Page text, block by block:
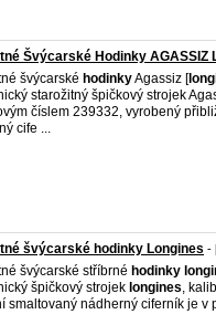
Švýcarské Hodinky AGASSIZ
švýcarské hodinkyAgassiz [
starožitný špičkový strojek
číslem 239332, vyrobený
cife ...
švýcarské hodinky Longines -
švýcarské stříbrné hodinky
špičkový strojek longines,
smaltovaný nádherný ciferník je